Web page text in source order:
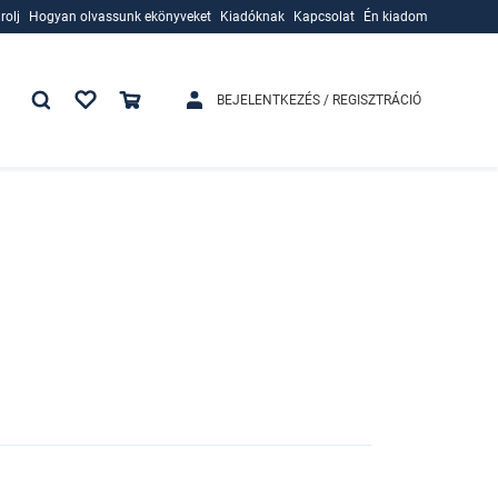
Hogyan olvassunk ekönyveket
Kiadóknak
Kapcsolat Én kiadom
BEJELENTKEZÉS / REGISZTRÁCIÓ